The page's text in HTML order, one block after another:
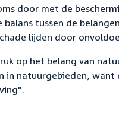
door met de
balans tussen de
lijden door
op het belang van
in natuurgebieden,